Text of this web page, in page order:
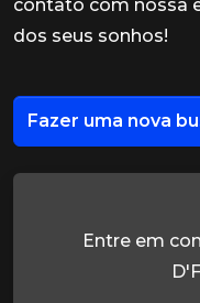
contato com nossa
dos seus sonhos!
Fazer uma nova
Entre em